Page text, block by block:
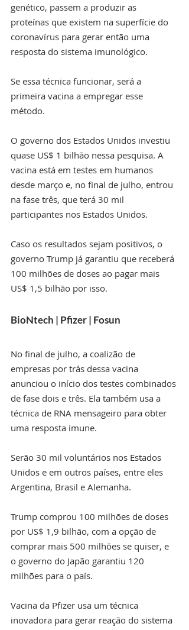
genético, passem a produzir as
proteínas que existem na superfície do
coronavírus para gerar então uma
resposta do sistema imunológico.
Se essa técnica funcionar, será a
primeira vacina a empregar esse
método.
O governo dos Estados Unidos investiu
quase US$ 1 bilhão nessa pesquisa. A
vacina está em testes em humanos
desde março e, no final de julho, entrou
na fase três, que terá 30 mil
participantes nos Estados Unidos.
Caso os resultados sejam positivos, o
governo Trump já garantiu que receberá
100 milhões de doses ao pagar mais
US$ 1,5 bilhão por isso.
BioNtech | Pfizer | Fosun
No final de julho, a coalizão de
empresas por trás dessa vacina
anunciou o início dos testes combinados
de fase dois e três. Ela também usa a
técnica de RNA mensageiro para obter
uma resposta imune.
Serão 30 mil voluntários nos Estados
Unidos e em outros países, entre eles
Argentina, Brasil e Alemanha.
Trump comprou 100 milhões de doses
por US$ 1,9 bilhão, com a opção de
comprar mais 500 milhões se quiser, e
o governo do Japão garantiu 120
milhões para o país.
Vacina da Pfizer usa um técnica
inovadora para gerar reação do sistema